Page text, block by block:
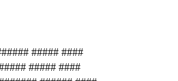
##### ####
##### ####